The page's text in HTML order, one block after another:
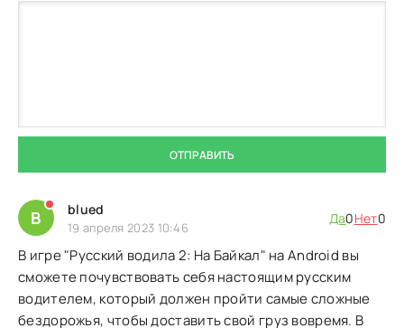
ОТПРАВИТЬ
B blued
19 апреля 2023 10:46
Да0Нет0
В игре "Русский водила 2: На Байкал" на Android вы
сможете почувствовать себя настоящим русским
водителем, который должен пройти самые сложные
бездорожья, чтобы доставить свой груз вовремя. В